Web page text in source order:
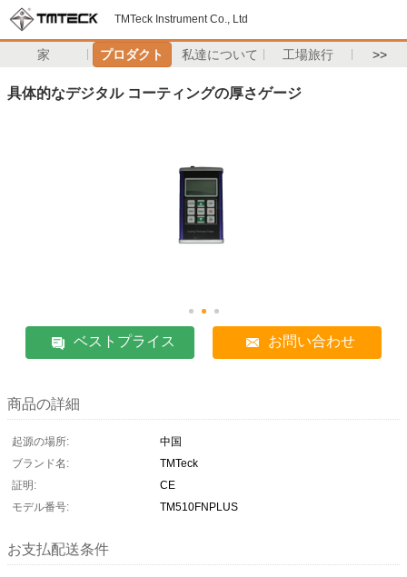
TMTeck Instrument Co., Ltd
家 プロダクト 私達について 工場旅行 >>
具体的なデジタル コーティングの厚さゲージ
ベストプライス お問い合わせ
商品の詳細
起源の場所:
中国
ブランド名:
TMTeck
証明:
CE
モデル番号:
TM510FNPLUS
お支払配送条件